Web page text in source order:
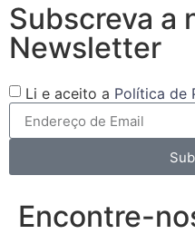
Subscreva a
Newsletter
Li e aceito a Política de
Encontre-